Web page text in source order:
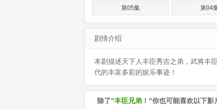
第05集 第04
剧情介绍
本剧描述天下人丰臣秀吉之弟，武将丰
代的丰富多彩的娱乐事迹！
除了"丰臣兄弟！ "你也可能喜欢以下影